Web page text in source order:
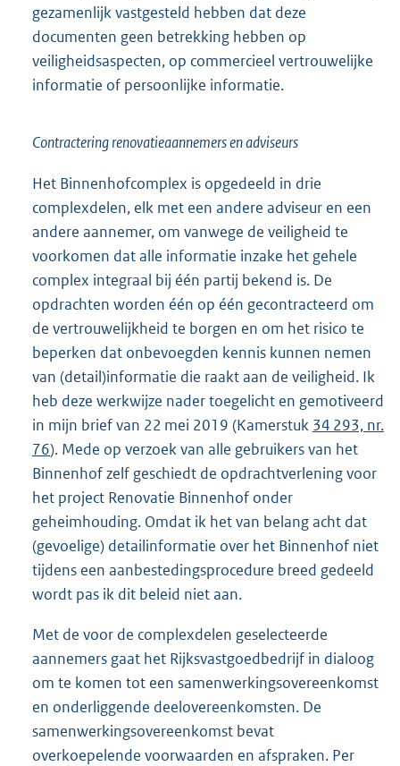
gezamenlijk vastgesteld hebben dat deze
documenten geen betrekking hebben op
veiligheidsaspecten, op commercieel vertrouwelijke
informatie of persoonlijke informatie.
Contractering renovatieaannemers en adviseurs
Het Binnenhofcomplex is opgedeeld in drie
complexdelen, elk met een andere adviseur en een
andere aannemer, om vanwege de veiligheid te
voorkomen dat alle informatie inzake het gehele
complex integraal bij één partij bekend is. De
opdrachten worden één op één gecontracteerd om
de vertrouwelijkheid te borgen en om het risico te
beperken dat onbevoegden kennis kunnen nemen
van (detail)informatie die raakt aan de veiligheid. Ik
heb deze werkwijze nader toegelicht en gemotiveerd
in mijn brief van 22 mei 2019 (Kamerstuk 34 293, nr.
76). Mede op verzoek van alle gebruikers van het
Binnenhof zelf geschiedt de opdrachtverlening voor
het project Renovatie Binnenhof onder
geheimhouding. Omdat ik het van belang acht dat
(gevoelige) detailinformatie over het Binnenhof niet
tijdens een aanbestedingsprocedure breed gedeeld
wordt pas ik dit beleid niet aan.
Met de voor de complexdelen geselecteerde
aannemers gaat het Rijksvastgoedbedrijf in dialoog
om te komen tot een samenwerkingsovereenkomst
en onderliggende deelovereenkomsten. De
samenwerkingsovereenkomst bevat
overkoepelende voorwaarden en afspraken. Per